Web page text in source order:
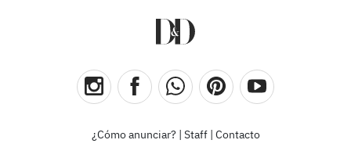
¿Cómo anunciar? Staff| Contacto